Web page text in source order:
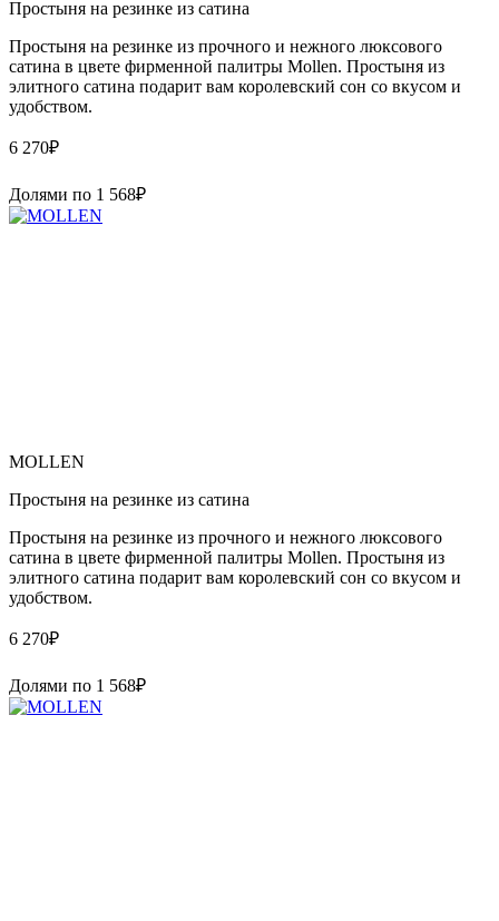
Простыня на резинке из сатина
Простыня на резинке из прочного и нежного люксового
сатина в цвете фирменной палитры Mollen. Простыня из
элитного сатина подарит вам королевский сон со вкусом и
удобством.
6 270₽
Долями по 1 568₽
MOLLEN
Простыня на резинке из сатина
Простыня на резинке из прочного и нежного люксового
сатина в цвете фирменной палитры Mollen. Простыня из
элитного сатина подарит вам королевский сон со вкусом и
удобством.
6 270₽
Долями по 1 568₽